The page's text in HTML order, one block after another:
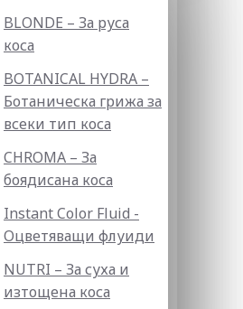
BLONDE – За руса
коса
BOTANICAL HYDRA –
Ботаническа грижа за
всеки тип коса
CHROMA – За
боядисана коса
Instant Color Fluid -
Оцветяващи флуиди
NUTRI – За суха и
изтощена коса